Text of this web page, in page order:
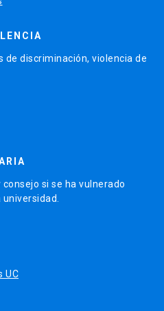
de discriminación, violencia de
si se ha vulnerado
UC